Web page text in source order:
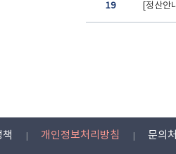
19 [정산안
개인정보처리방침 문의